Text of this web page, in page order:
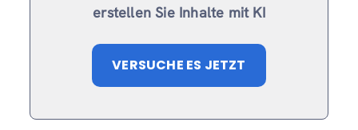
erstellen Sie Inhalte mit KI
VERSUCHE ES JETZT